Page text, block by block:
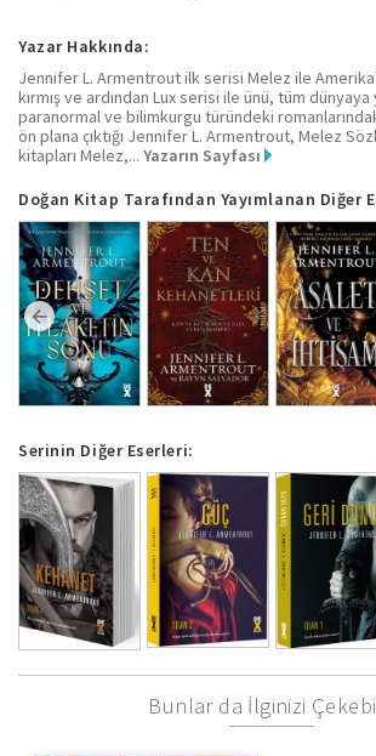
Yazar Hakkında:
Jennifer L. Armentrout ilk serisi Melez ile
kırmış ve ardından Lux serisi ile ünü, tüm dünyaya
paranormal ve bilimkurgu türündeki
ön plana çıktığı Jennifer L. Armentrout, Melez
kitapları Melez,... Yazarın Sayfası
Doğan Kitap Tarafından Yayımlanan Diğer
Serinin Diğer Eserleri:
Bunlar da İlginizi